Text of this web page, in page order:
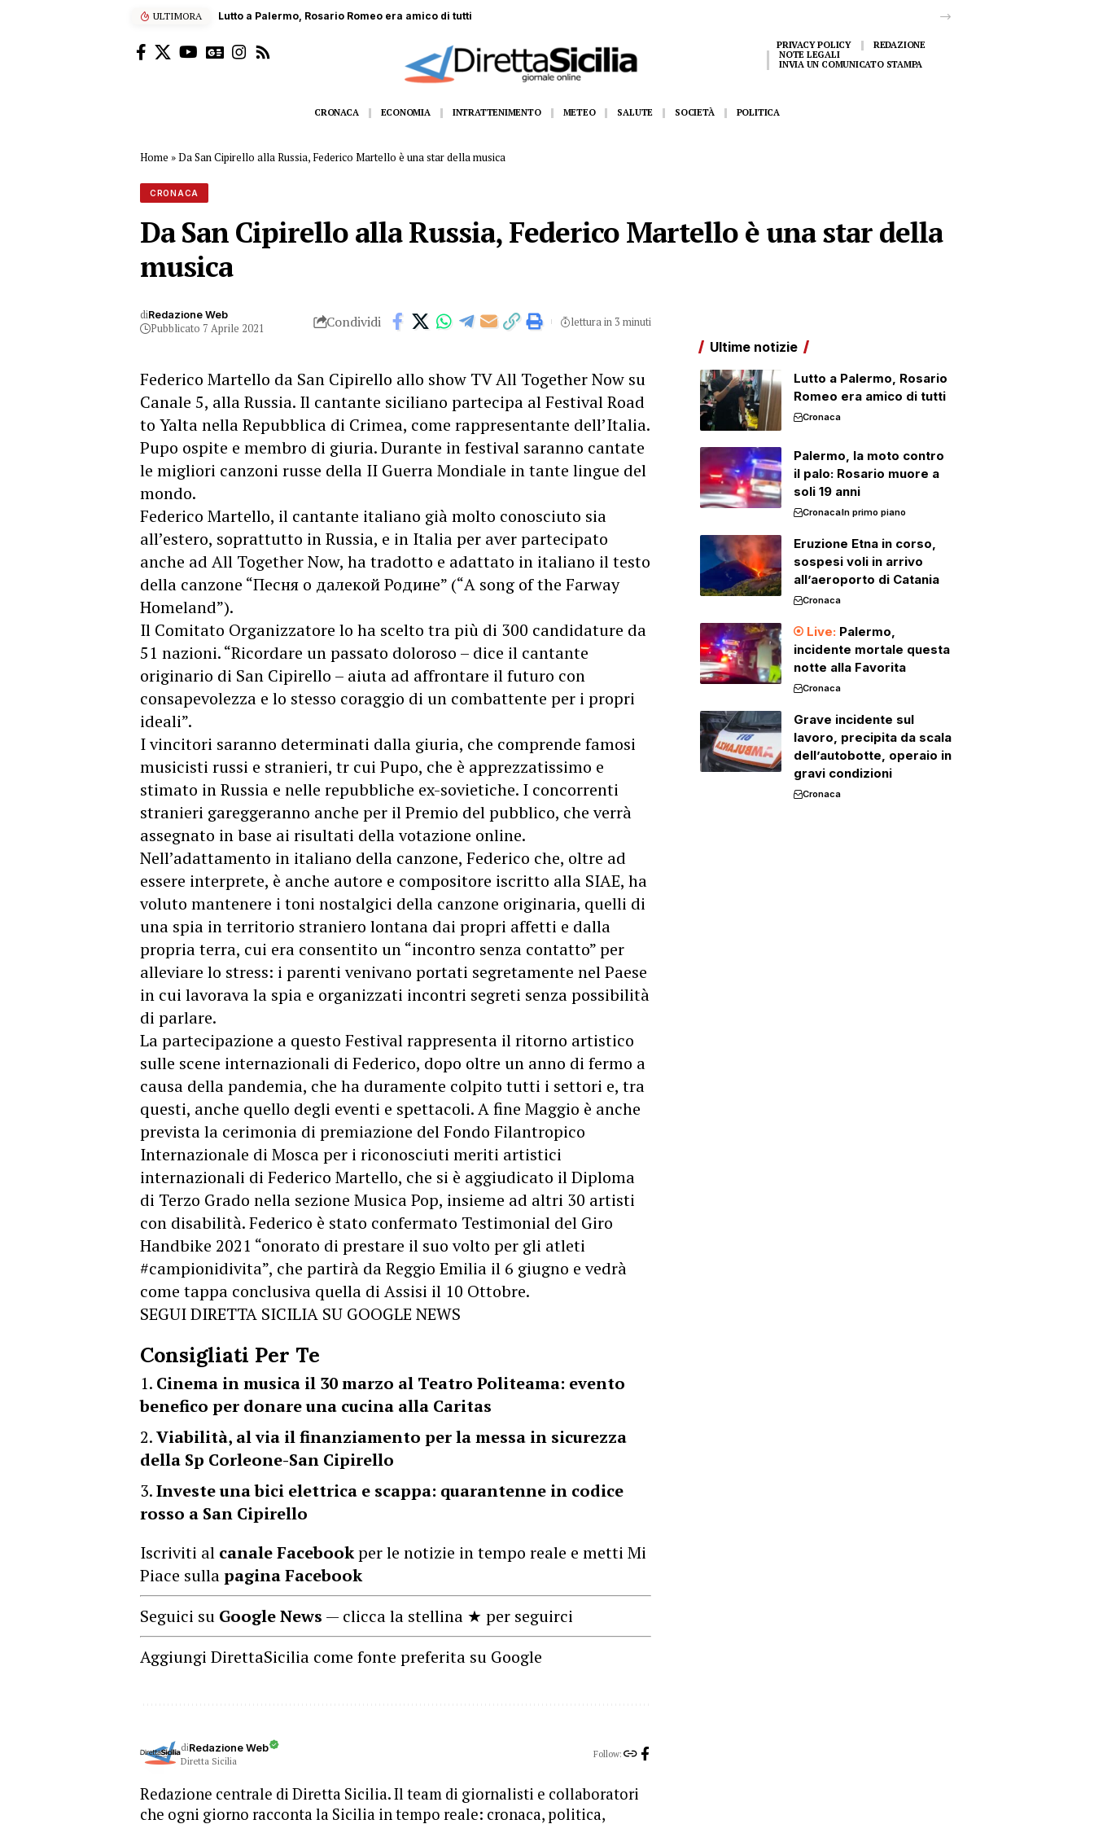
ULTIMORA Palermo, la moto contro il palo: Rosario muore a soli 19 anni
PRIVACY POLICY
REDAZIONE
NOTE LEGALI
INVIA UN COMUNICATO STAMPA
CRONACA ECONOMIA INTRATTENIMENTO METEO SALUTE SOCIETÀ POLITICA
Home »Da San Cipirello alla Russia, Federico Martello è una star della musica
CRONACA
Da San Cipirello alla Russia, Federico Martello è una star della
musica
diRedazione Web
Pubblicato 7 Aprile 2021 Condividi lettura in 3 minuti
Federico Martello da San Cipirello allo show TV All Together Now su
Canale 5, alla Russia. Il cantante siciliano partecipa al Festival Road
to Yalta nella Repubblica di Crimea, come rappresentante dell’Italia.
Pupo ospite e membro di giuria. Durante in festival saranno cantate
le migliori canzoni russe della II Guerra Mondiale in tante lingue del
mondo.
Federico Martello, il cantante italiano già molto conosciuto sia
all’estero, soprattutto in Russia, e in Italia per aver partecipato
anche ad All Together Now, ha tradotto e adattato in italiano il testo
della canzone “Песня о далекой Родине” (“A song of the Farway
Homeland”).
Il Comitato Organizzatore lo ha scelto tra più di 300 candidature da
51 nazioni. “Ricordare un passato doloroso – dice il cantante
originario di San Cipirello – aiuta ad affrontare il futuro con
consapevolezza e lo stesso coraggio di un combattente per i propri
ideali”.
I vincitori saranno determinati dalla giuria, che comprende famosi
musicisti russi e stranieri, tr cui Pupo, che è apprezzatissimo e
stimato in Russia e nelle repubbliche ex-sovietiche. I concorrenti
stranieri gareggeranno anche per il Premio del pubblico, che verrà
assegnato in base ai risultati della votazione online.
Nell’adattamento in italiano della canzone, Federico che, oltre ad
essere interprete, è anche autore e compositore iscritto alla SIAE, ha
voluto mantenere i toni nostalgici della canzone originaria, quelli di
una spia in territorio straniero lontana dai propri affetti e dalla
propria terra, cui era consentito un “incontro senza contatto” per
alleviare lo stress: i parenti venivano portati segretamente nel Paese
in cui lavorava la spia e organizzati incontri segreti senza possibilità
di parlare.
La partecipazione a questo Festival rappresenta il ritorno artistico
sulle scene internazionali di Federico, dopo oltre un anno di fermo a
causa della pandemia, che ha duramente colpito tutti i settori e, tra
questi, anche quello degli eventi e spettacoli. A fine Maggio è anche
prevista la cerimonia di premiazione del Fondo Filantropico
Internazionale di Mosca per i riconosciuti meriti artistici
internazionali di Federico Martello, che si è aggiudicato il Diploma
di Terzo Grado nella sezione Musica Pop, insieme ad altri 30 artisti
con disabilità. Federico è stato confermato Testimonial del Giro
Handbike 2021 “onorato di prestare il suo volto per gli atleti
#campionidivita”, che partirà da Reggio Emilia il 6 giugno e vedrà
come tappa conclusiva quella di Assisi il 10 Ottobre.
SEGUI DIRETTA SICILIA SU GOOGLE NEWS
Consigliati Per Te
Cinema in musica il 30 marzo al Teatro Politeama: evento
benefico per donare una cucina alla Caritas
Viabilità, al via il finanziamento per la messa in sicurezza
della Sp Corleone-San Cipirello
Investe una bici elettrica e scappa: quarantenne in codice
rosso a San Cipirello
Iscriviti al canale Facebookper le notizie in tempo reale e metti Mi
Piace sullapagina Facebook
Seguici su Google News — clicca la stellina ★ per seguirci
Aggiungi DirettaSicilia come fonte preferita su Google
diRedazione Web
Diretta Sicilia
Follow:
Redazione centrale di Diretta Sicilia. Il team di giornalisti e collaboratori
che ogni giorno racconta la Sicilia in tempo reale: cronaca, politica,
Ultime notizie
Lutto a Palermo, Rosario
Romeo era amico di tutti
Cronaca
Palermo, la moto contro
il palo: Rosario muore a
soli 19 anni
CronacaIn primo piano
Eruzione Etna in corso,
sospesi voli in arrivo
all’aeroporto di Catania
Cronaca
Palermo,
incidente mortale questa
notte alla Favorita
Cronaca
Grave incidente sul
lavoro, precipita da scala
dell’autobotte, operaio in
gravi condizioni
Cronaca